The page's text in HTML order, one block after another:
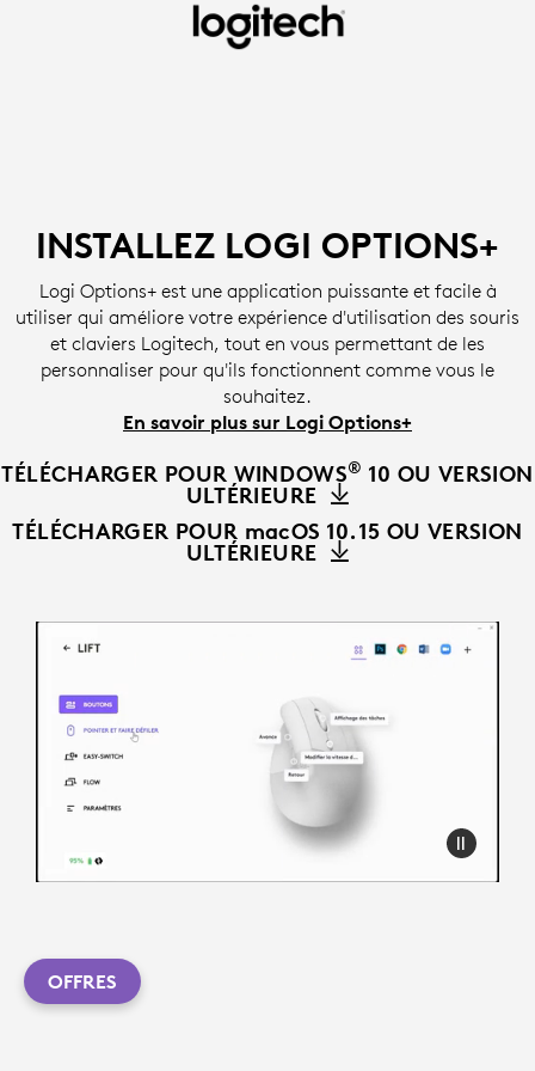
INSTALLER
LOGITECH
INSTALLEZ LOGI OPTIONS+
Logi Options+ est une application puissante et facile à
utiliser qui améliore votre expérience d'utilisation des souris
et claviers Logitech, tout en vous permettant de les
personnaliser pour qu'ils fonctionnent comme vous le
souhaitez.
En savoir plus sur Logi Options+
TÉLÉCHARGER POUR WINDOWS® 10 OU VERSION
ULTÉRIEURE
TÉLÉCHARGER POUR macOS 10.15 OU VERSION
ULTÉRIEURE
OFFRES